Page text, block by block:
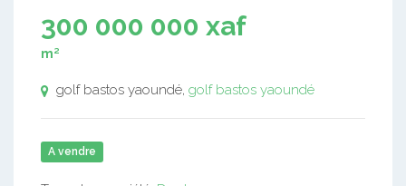
300 000 000 xaf
m²
golf bastos yaoundé, golf bastos yaoundé
A vendre